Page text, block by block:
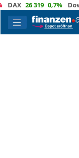
26 319 0,7% Dow